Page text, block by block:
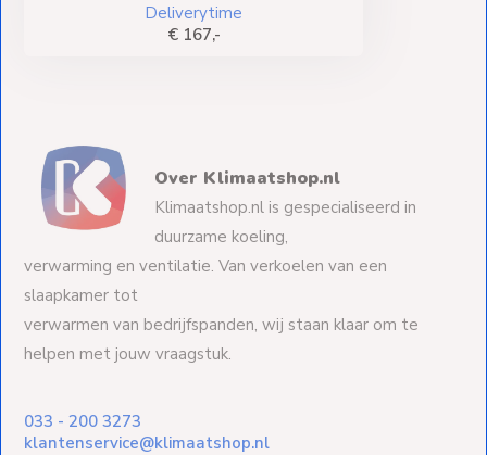
Deliverytime
€ 167,-
Over Klimaatshop.nl
Klimaatshop.nl is gespecialiseerd in
duurzame koeling,
verwarming en ventilatie. Van verkoelen van een
slaapkamer tot
verwarmen van bedrijfspanden, wij staan klaar om te
helpen met jouw vraagstuk.
033 - 200 3273
klantenservice@klimaatshop.nl